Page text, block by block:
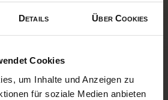
Details Über Cookies
Cookies
um Inhalte und Anzeigen zu
für soziale Medien anbieten